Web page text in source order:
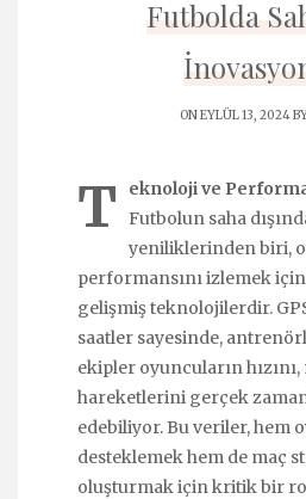
Futbolda
ON EYLÜL 13, 2024
T eknoloji ve
Futbolun saha
yeniliklerinden biri,
performansını izlemek
gelişmiş teknolojilerdir.
saatler sayesinde,
ekipler oyuncuların
hareketlerini gerçek
edebiliyor. Bu veriler, hem
desteklemek hem de maç
oluşturmak için kritik bir